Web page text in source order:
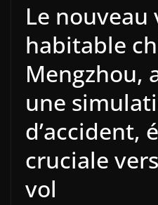
Le nouveau
habitable
Mengzhou,
une
d’accident,
cruciale
vol